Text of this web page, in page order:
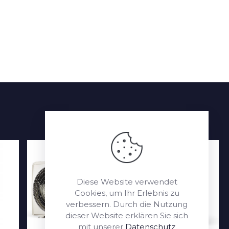
Diese Website verwendet
Cookies, um Ihr Erlebnis zu
verbessern. Durch die Nutzung
dieser Website erklären Sie sich
mit unserer Datenschutz